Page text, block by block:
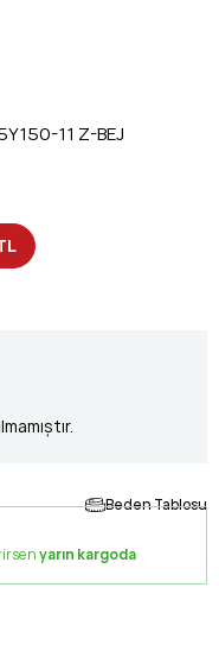
11 Z-BEJ
Beden Tablosu
yarın kargoda